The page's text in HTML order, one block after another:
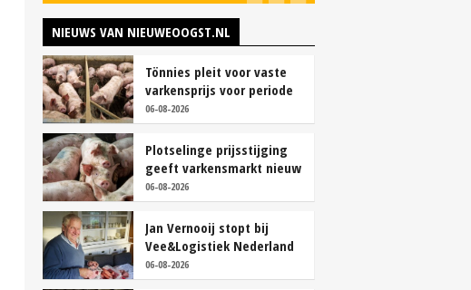
NIEUWS VAN NIEUWEOOGST.NL
Tönnies pleit voor vaste
varkensprijs voor periode
van zes maanden
06-08-2026
Plotselinge prijsstijging
geeft varkensmarkt nieuw
perspectief
06-08-2026
Jan Vernooij stopt bij
Vee&Logistiek Nederland
06-08-2026